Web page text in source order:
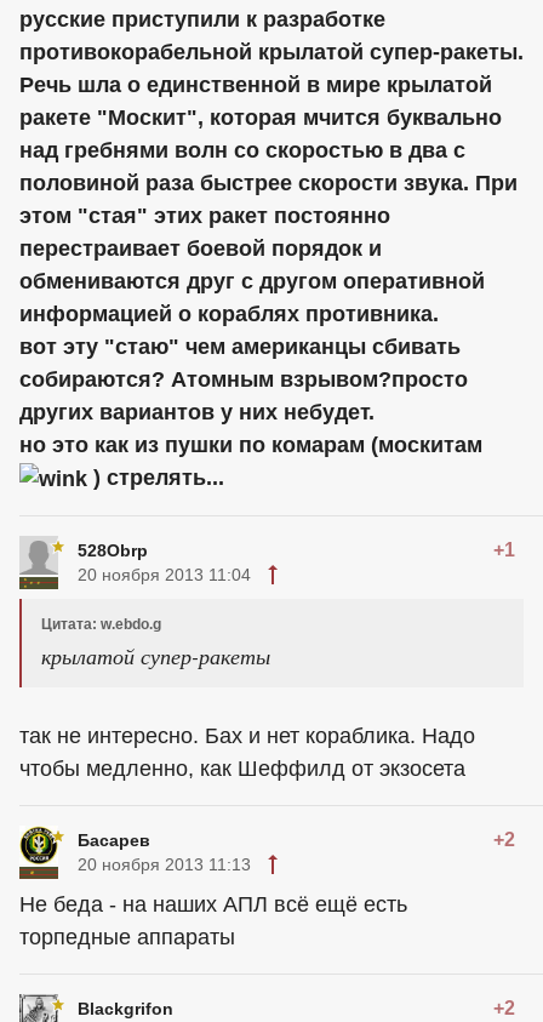
русские приступили к разработке
противокорабельной крылатой супер-ракеты.
Речь шла о единственной в мире крылатой
ракете "Москит", которая мчится буквально
над гребнями волн со скоростью в два с
половиной раза быстрее скорости звука. При
этом "стая" этих ракет постоянно
перестраивает боевой порядок и
обмениваются друг с другом оперативной
информацией о кораблях противника.
вот эту "стаю" чем американцы сбивать
собираются? Атомным взрывом?просто
других вариантов у них небудет.
но это как из пушки по комарам (москитам
) стрелять...
528Obrp +1
20 ноября 2013 11:04
Цитата: w.ebdo.g
крылатой супер-ракеты
так не интересно. Бах и нет кораблика. Надо
чтобы медленно, как Шеффилд от экзосета
Басарев +2
20 ноября 2013 11:13
Не беда - на наших АПЛ всё ещё есть
торпедные аппараты
Blackgrifon +2